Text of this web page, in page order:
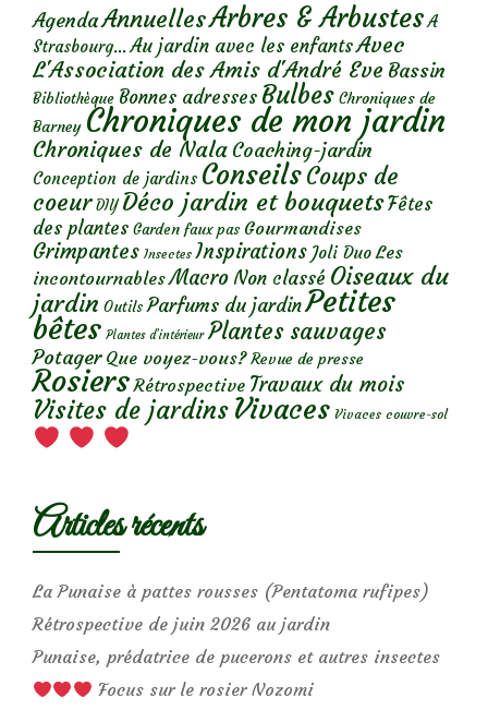
AgendaAnnuellesArbres & Arbustes A
Strasbourg... Au jardin avec les enfantsAvec
L'Association des Amis d'André Eve Bassin
Bibliothèque Bonnes adresses Bulbes Chroniques de
Barney Chroniques de mon jardin
Chroniques de Nala Coaching-jardin
Conception de jardins ConseilsCoups de
coeur DIY Déco jardin et bouquetsFêtes
des plantes Garden faux pas Gourmandises
Grimpantes Insectes Inspirations Joli Duo Les
incontournables Macro Non classé Oiseaux du
jardin Outils Parfums du jardinPetites
bêtes Plantes d’intérieur Plantes sauvages
Potager Que voyez-vous? Revue de presse
Rosiers Rétrospective Travaux du mois
Visites de jardins Vivaces Vivaces couvre-sol
Articles récents
La Punaise à pattes rousses (Pentatoma rufipes)
Rétrospective de juin 2026 au jardin
Punaise, prédatrice de pucerons et autres insectes
Focus sur le rosier Nozomi